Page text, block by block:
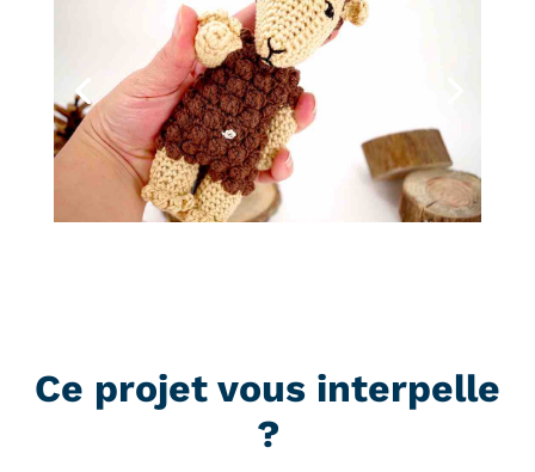
Ce projet vous interpelle
?